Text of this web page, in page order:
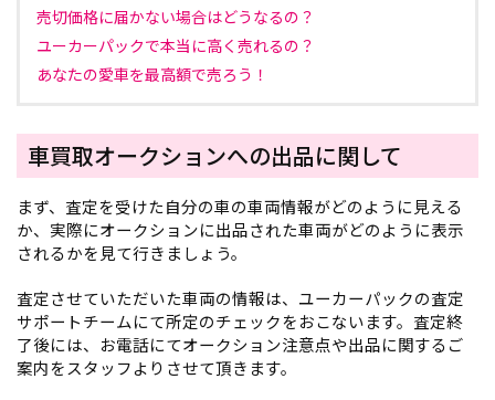
売切価格に届かない場合はどうなるの？
ユーカーパックで本当に高く売れるの？
あなたの愛車を最高額で売ろう！
車買取オークションへの出品に関して
まず、査定を受けた自分の車の車両情報がどのように見える
か、実際にオークションに出品された車両がどのように表示
されるかを見て行きましょう。
査定させていただいた車両の情報は、ユーカーパックの査定
サポートチームにて所定のチェックをおこないます。査定終
了後には、お電話にてオークション注意点や出品に関するご
案内をスタッフよりさせて頂きます。